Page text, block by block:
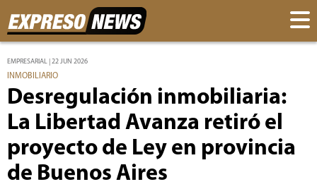
EMPRESARIAL | 22 JUN 2026
INMOBILIARIO
Desregulación inmobiliaria:
La Libertad Avanza retiró el
proyecto de Ley en provincia
de Buenos Aires